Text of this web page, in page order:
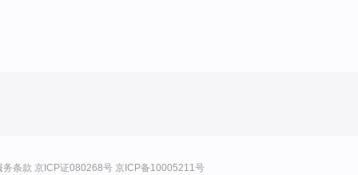
务条款 京ICP证080268号 京ICP备10005211号